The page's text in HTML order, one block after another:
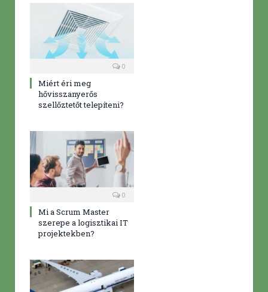
0
Miért éri meg
hővisszanyerős
szellőztetőt telepíteni?
0
Mi a Scrum Master
szerepe a logisztikai IT
projektekben?